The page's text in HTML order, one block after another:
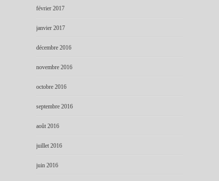
février 2017
janvier 2017
décembre 2016
novembre 2016
octobre 2016
septembre 2016
août 2016
juillet 2016
juin 2016